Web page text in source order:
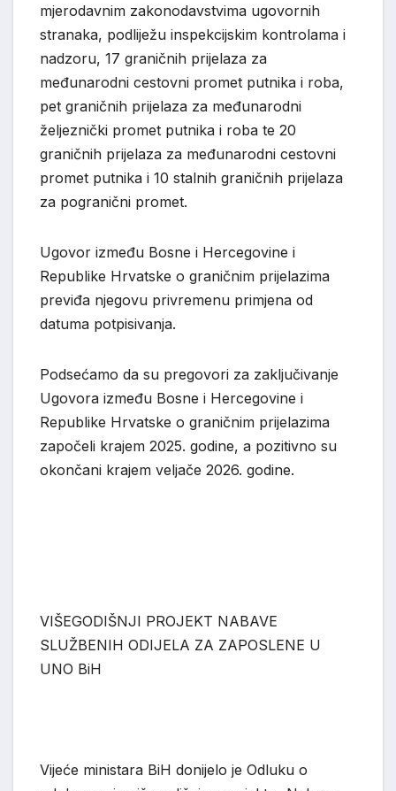
mjerodavnim zakonodavstvima ugovornih
stranaka, podliježu inspekcijskim kontrolama i
nadzoru, 17 graničnih prijelaza za
međunarodni cestovni promet putnika i roba,
pet graničnih prijelaza za međunarodni
željeznički promet putnika i roba te 20
graničnih prijelaza za međunarodni cestovni
promet putnika i 10 stalnih graničnih prijelaza
za pogranični promet.
Ugovor između Bosne i Hercegovine i
Republike Hrvatske o graničnim prijelazima
previđa njegovu privremenu primjena od
datuma potpisivanja.
Podsećamo da su pregovori za zaključivanje
Ugovora između Bosne i Hercegovine i
Republike Hrvatske o graničnim prijelazima
započeli krajem 2025. godine, a pozitivno su
okončani krajem veljače 2026. godine.
VIŠEGODIŠNJI PROJEKT NABAVE
SLUŽBENIH ODIJELA ZA ZAPOSLENE U
UNO BiH
Vijeće ministara BiH donijelo je Odluku o